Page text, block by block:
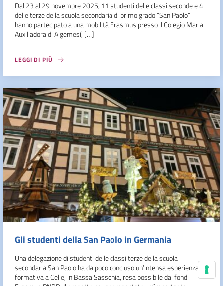
Dal 23 al 29 novembre 2025, 11 studenti delle classi seconde e 4
delle terze della scuola secondaria di primo grado “San Paolo”
hanno partecipato a una mobilità Erasmus presso il Colegio Maria
Auxiliadora di Algemesí, […]
LEGGI DI PIÙ
Gli studenti della San Paolo in Germania
Una delegazione di studenti delle classi terze della scuola
secondaria San Paolo ha da poco concluso un’intensa esperienza
formativa a Celle, in Bassa Sassonia, resa possibile dai fondi
Le